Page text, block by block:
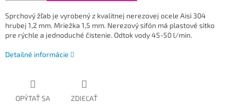
Sprchový žľab je vyrobený z kvalitnej nerezovej ocele Aisi 304
hrubej 1,2 mm. Mriežka 1,5 mm. Nerezový sifón má plastové sitko
pre rýchle a jednoduché čistenie. Odtok vody 45-50 l/min.
Detailné informácie
OPÝTAŤ SA ZDIEĽAŤ